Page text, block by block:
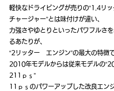
軽快なドライビングが売りの“1.4リ
チャージャー”とは味付けが違い、
力強さやゆとりといったパワフルさ
るあたりが、
“2リッター　エンジン”の最大の特徴
2010年モデルからは従来モデルの
211ｐｓ”
11ｐｓのパワーアップした改良エン